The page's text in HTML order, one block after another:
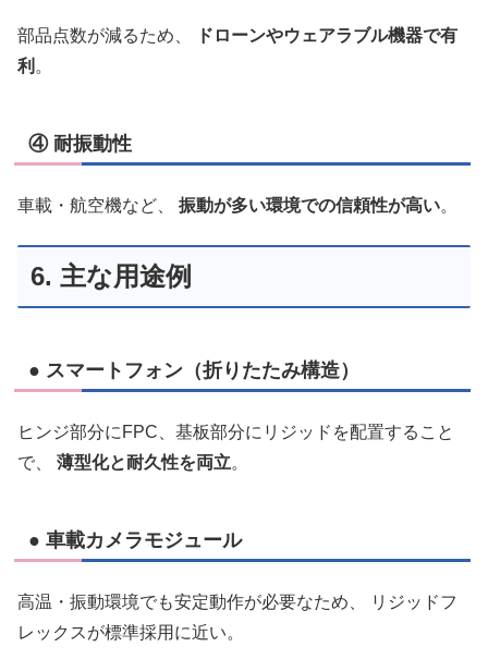
部品点数が減るため、
ドローンやウェアラブル機器で有
利 。
④ 耐振動性
車載・航空機など、 振動が多い環境での信頼性が高い。
6. 主な用途例
● スマートフォン（折りたたみ構造）
ヒンジ部分にFPC、基板部分にリジッドを配置すること
で、 薄型化と耐久性を両立。
● 車載カメラモジュール
高温・振動環境でも安定動作が必要なため、 リジッドフ
レックスが標準採用に近い。